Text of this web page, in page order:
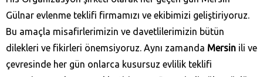
Gülnar evlenme teklifi firmamızı ve ekibimizi geliştiriyoruz.
Bu amaçla misafirlerimizin ve davetlilerimizin bütün
dilekleri ve fikirleri önemsiyoruz. Aynı zamanda Mersin ili ve
çevresinde her gün onlarca kusursuz evlilik teklifi